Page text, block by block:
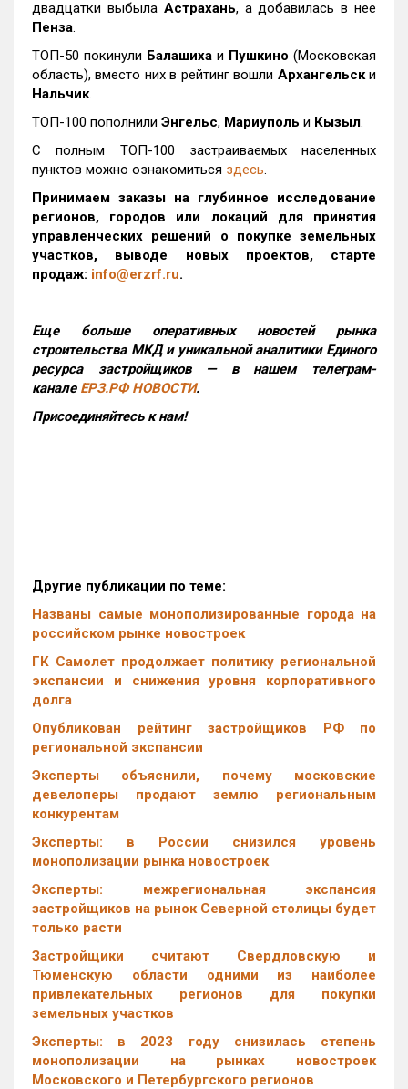
двадцатки выбыла Астрахань, а добавилась в нее
Пенза.
ТОП-50 покинули Балашиха и Пушкино (Московская
область), вместо них в рейтинг вошли Архангельски
Нальчик.
ТОП-100 пополнили Энгельс, Мариуполь и Кызыл.
С полным ТОП-100 застраиваемых населенных
пунктов можно ознакомиться здесь.
Принимаем заказы на глубинное исследование
регионов, городов или локаций для принятия
управленческих решений о покупке земельных
участков, выводе новых проектов, старте
продаж: info@erzrf.ru.
Еще больше оперативных новостей рынка
строительства МКД и уникальной аналитики Единого
ресурса застройщиков — в нашем телеграм-
канале ЕРЗ.РФ НОВОСТИ.
Присоединяйтесь к нам!
Другие публикации по теме:
Названы самые монополизированные города на
российском рынке новостроек
ГК Самолет продолжает политику региональной
экспансии и снижения уровня корпоративного
долга
Опубликован рейтинг застройщиков РФ по
региональной экспансии
Эксперты объяснили, почему московские
девелоперы продают землю региональным
конкурентам
Эксперты: в России снизился уровень
монополизации рынка новостроек
Эксперты: межрегиональная экспансия
застройщиков на рынок Северной столицы будет
только расти
Застройщики считают Свердловскую и
Тюменскую области одними из наиболее
привлекательных регионов для покупки
земельных участков
Эксперты: в 2023 году снизилась степень
монополизации на рынках новостроек
Московского и Петербургского регионов